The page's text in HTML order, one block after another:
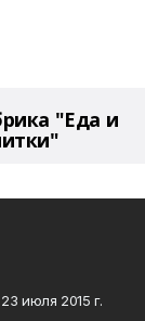
"Еда и
июля 2015 г.